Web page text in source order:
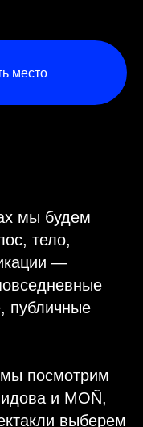
место
мы б удем
тело,
—
публичные
мы посмотрим
и MOÑ,
выберем